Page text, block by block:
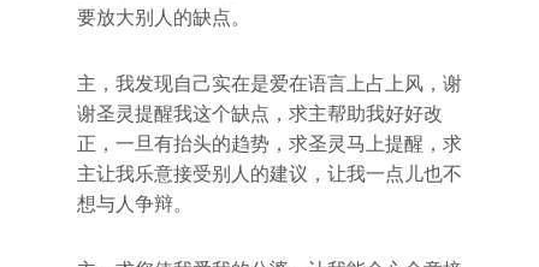
要放大别人的缺点。
主，我发现自己实在是爱在语言上占上风，谢
谢圣灵提醒我这个缺点，求主帮助我好好改
正，一旦有抬头的趋势，求圣灵马上提醒，求
主让我乐意接受别人的建议，让我一点儿也不
想与人争辩。